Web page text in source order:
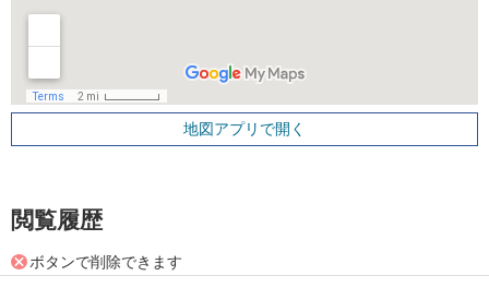
地図アプリで開く
閲覧履歴
ボタンで削除できます